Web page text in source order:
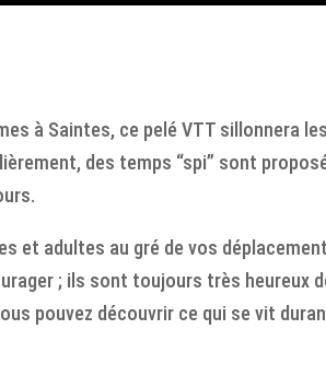
à Saintes, ce pelé VTT sillonnera
des temps “spi” sont
et adultes au gré de vos
; ils sont toujours très heureux
pouvez découvrir ce qui se vit